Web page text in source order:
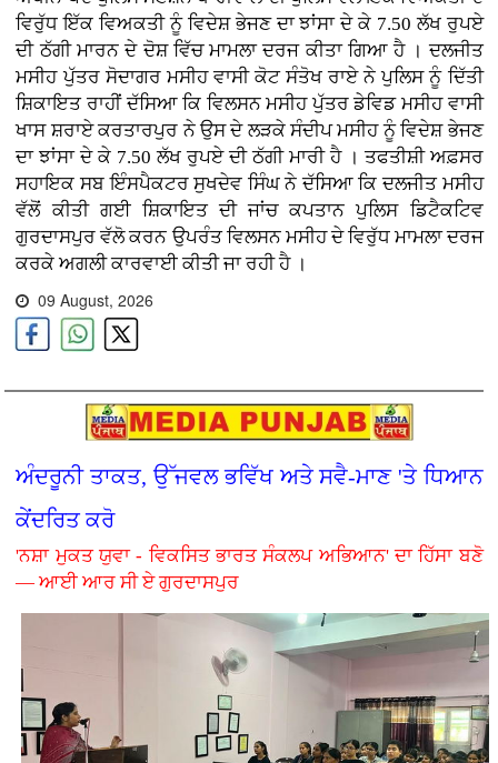
ਵਿਰੁੱਧ ਇੱਕ ਵਿਅਕਤੀ ਨੂੰ ਵਿਦੇਸ਼ ਭੇਜਣ ਦਾ ਝਾਂਸਾ ਦੇ ਕੇ 7.50 ਲੱਖ ਰੁਪਏ
ਦੀ ਠੱਗੀ ਮਾਰਨ ਦੇ ਦੋਸ਼ ਵਿੱਚ ਮਾਮਲਾ ਦਰਜ ਕੀਤਾ ਗਿਆ ਹੈ । ਦਲਜੀਤ
ਮਸੀਹ ਪੁੱਤਰ ਸੋਦਾਗਰ ਮਸੀਹ ਵਾਸੀ ਕੋਟ ਸੰਤੋਖ ਰਾਏ ਨੇ ਪੁਲਿਸ ਨੂੰ ਦਿੱਤੀ
ਸ਼ਿਕਾਇਤ ਰਾਹੀਂ ਦੱਸਿਆ ਕਿ ਵਿਲਸਨ ਮਸੀਹ ਪੁੱਤਰ ਡੇਵਿਡ ਮਸੀਹ ਵਾਸੀ
ਖਾਸ ਸ਼ਰਾਏ ਕਰਤਾਰਪੁਰ ਨੇ ਉਸ ਦੇ ਲੜਕੇ ਸੰਦੀਪ ਮਸੀਹ ਨੂੰ ਵਿਦੇਸ਼ ਭੇਜਣ
ਦਾ ਝਾਂਸਾ ਦੇ ਕੇ 7.50 ਲੱਖ ਰੁਪਏ ਦੀ ਠੱਗੀ ਮਾਰੀ ਹੈ । ਤਫਤੀਸ਼ੀ ਅਫ਼ਸਰ
ਸਹਾਇਕ ਸਬ ਇੰਸਪੈਕਟਰ ਸੁਖਦੇਵ ਸਿੰਘ ਨੇ ਦੱਸਿਆ ਕਿ ਦਲਜੀਤ ਮਸੀਹ
ਵੱਲੋਂ ਕੀਤੀ ਗਈ ਸ਼ਿਕਾਇਤ ਦੀ ਜਾਂਚ ਕਪਤਾਨ ਪੁਲਿਸ ਡਿਟੈਕਟਿਵ
ਗੁਰਦਾਸਪੁਰ ਵੱਲੋ ਕਰਨ ਉਪਰੰਤ ਵਿਲਸਨ ਮਸੀਹ ਦੇ ਵਿਰੁੱਧ ਮਾਮਲਾ ਦਰਜ
ਕਰਕੇ ਅਗਲੀ ਕਾਰਵਾਈ ਕੀਤੀ ਜਾ ਰਹੀ ਹੈ ।
09 August, 2026
ਅੰਦਰੂਨੀ ਤਾਕਤ, ਉੱਜਵਲ ਭਵਿੱਖ ਅਤੇ ਸਵੈ-ਮਾਣ 'ਤੇ ਧਿਆਨ
ਕੇਂਦਰਿਤ ਕਰੋ
'ਨਸ਼ਾ ਮੁਕਤ ਯੁਵਾ - ਵਿਕਸਿਤ ਭਾਰਤ ਸੰਕਲਪ ਅਭਿਆਨ' ਦਾ ਹਿੱਸਾ ਬਣੋ
— ਆਈ ਆਰ ਸੀ ਏ ਗੁਰਦਾਸਪੁਰ